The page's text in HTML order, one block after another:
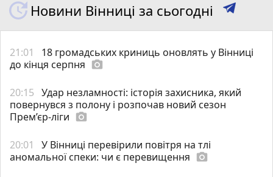
Новини Вінниці за сьогодні
21:01
18 громадських криниць оновлять у Вінниці
до кінця серпня photo_camera
20:15 Удар незламності: історія захисника, який
повернувся з полону і розпочав новий сезон
Прем’єр-ліги photo_camera
20:01
У Вінниці перевірили повітря на тлі
аномальної спеки: чи є перевищення photo_camera